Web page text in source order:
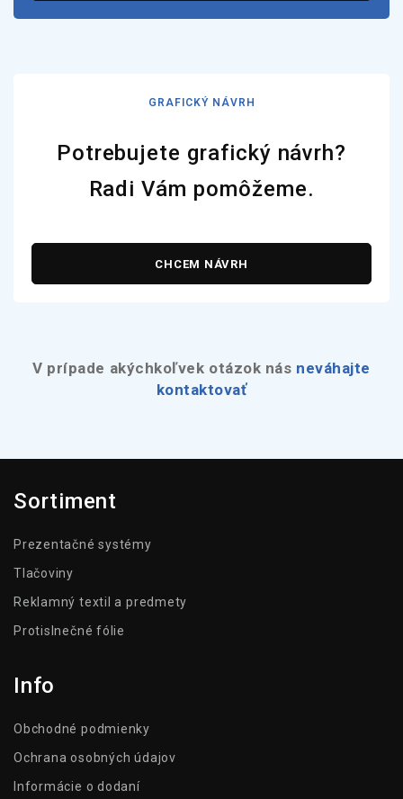
GRAFICKÝ NÁVRH
Potrebujete grafický návrh?
Radi Vám pomôžeme.
CHCEM NÁVRH
V prípade akýchkoľvek otázok nás neváhajte
kontaktovať
Sortiment
Prezentačné systémy
Tlačoviny
Reklamný textil a predmety
Protislnečné fólie
Info
Obchodné podmienky
Ochrana osobných údajov
Informácie o dodaní